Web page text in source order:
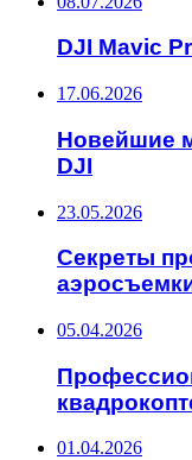
DJI Mavic
17.06.2026
Новейшие
DJI
23.05.2026
Секреты
05.04.2026
01.04.2026